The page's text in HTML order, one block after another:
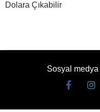
Dolara Çıkabilir
Sosyal medya